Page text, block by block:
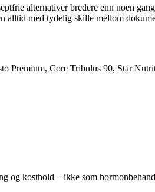
alternativer bredere enn noen
med tydelig skille mellom
Premium, Core Tribulus 90, Star
og kosthold – ikke som